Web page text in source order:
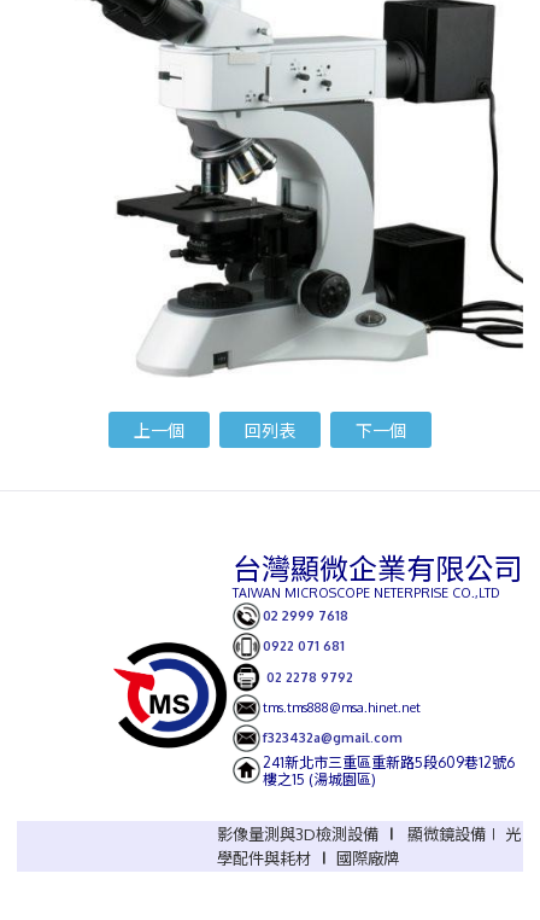
上一個 回列表 下一個
台灣顯微企業有限公司
TAIWAN MICROSCOPE NETERPRISE CO.,LTD
02 2999 7618
0922 071 681
02 2278 9792
tms.tms888@msa.hinet.net
f323432a@gmail.com
241新北市三重區重新路5段609巷12號6
樓之15 (湯城園區)
影像量測與3D檢測設備 ∣
顯微鏡設備∣ 光
學配件與耗材 ∣ 國際廠牌